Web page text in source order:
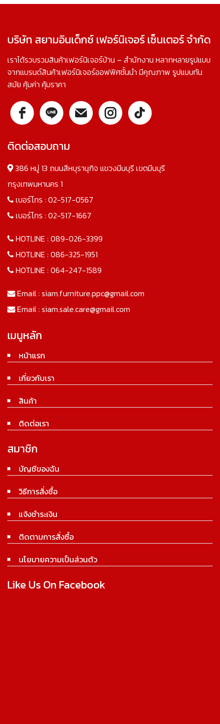
บริษัท สยามอินเด็กซ์ เฟอร์นิเจอร์ เซ็นเตอร์ จำกัด
เราได้รวบรวมสินค้าเฟอร์นิเจอร์บ้าน – สำนักงาน หลากหลายรูปแบบ
จากแบรนด์สินค้าเฟอร์นิเจอร์ออฟฟิศชั้นนำ มีคุณภาพ รูปแบบทัน
สมัย คุ้มค่า คุ้มราคา
ติดต่อสอบถาม
386 หมู่ 13 ถนนสีหบุรานุกิจ แขวงมีนบุรี เขตมีนบุรี
กรุงเทพมหานคร 1
เบอร์โทร : 02-517-0567
เบอร์โทร : 02-517-1667
HOTLINE : 089-026-3399
HOTLINE : 086-325-1951
HOTLINE : 064-247-1589
Email : siam.furniture.ppc@gmail.com
Email : siam.sale.care@gmail.com
เมนูหลัก
หน้าแรก
เกี่ยวกับเรา
สินค้า
ติดต่อเรา
สมาชิก
บัญชีของฉัน
วิธีการสั่งซื้อ
แจ้งชำระเงิน
ติดตามการสั่งซื้อ
นโยบายความเป็นส่วนตัว
Like Us On Facebook